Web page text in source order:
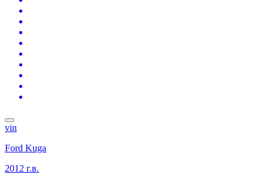
vin
Ford Kuga
2012 г.в.